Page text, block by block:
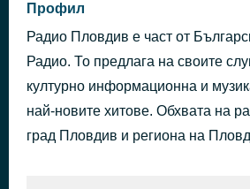
Профил
Радио Пловдив е част от
Радио. То предлага на своите
културно информационна и
най-новите хитове. Обхвата на
град Пловдив и региона на